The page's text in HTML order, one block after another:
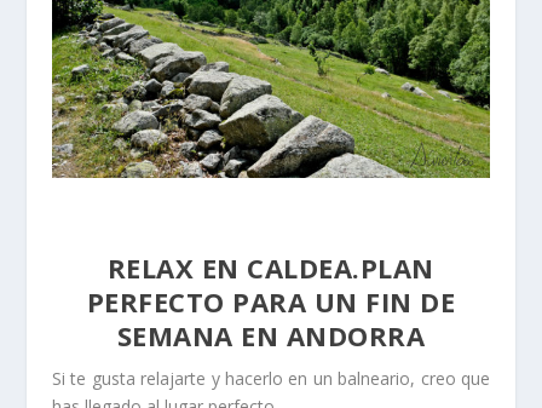
RELAX EN CALDEA.PLAN
PERFECTO PARA UN FIN DE
SEMANA EN ANDORRA
Si te gusta relajarte y hacerlo en un balneario, creo que